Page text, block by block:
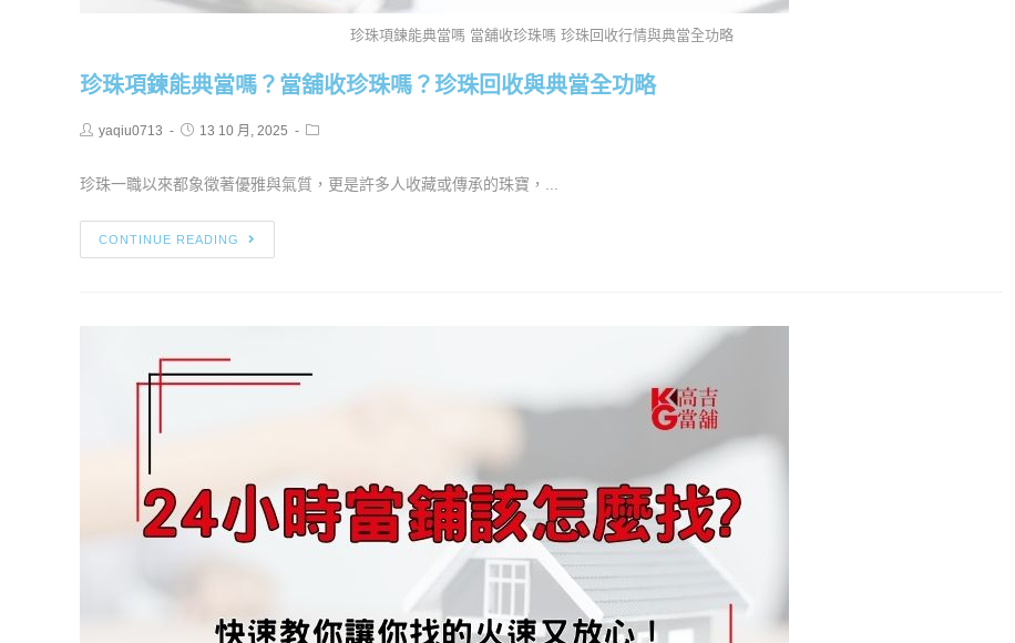
珍珠項鍊能典當嗎 當舖收珍珠嗎 珍珠回收行情與典當全功略
珍珠項鍊能典當嗎？當舖收珍珠嗎？珍珠回收與典當全功略
yaqiu0713 13 10 月, 2025
珍珠一職以來都象徵著優雅與氣質，更是許多人收藏或傳承的珠寶，...
CONTINUE READING